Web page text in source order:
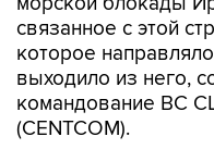
которое
выходило из него,
командование ВС
(CENTCOM).
"По состоянию на 7